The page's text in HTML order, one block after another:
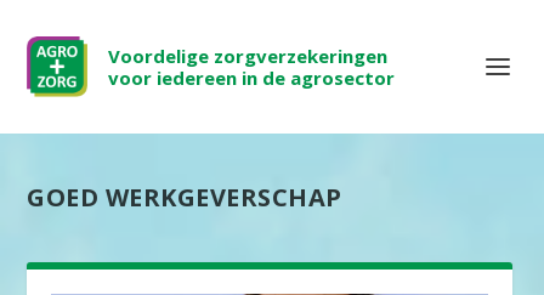
Voordelige zorgverzekeringen
voor iedereen in de agrosector
GOED WERKGEVERSCHAP